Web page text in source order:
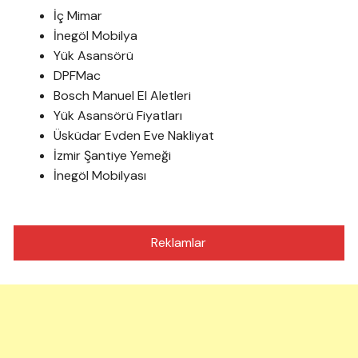
İç Mimar
İnegöl Mobilya
Yük Asansörü
DPFMac
Bosch Manuel El Aletleri
Yük Asansörü Fiyatları
Üsküdar Evden Eve Nakliyat
İzmir Şantiye Yemeği
İnegöl Mobilyası
Reklamlar